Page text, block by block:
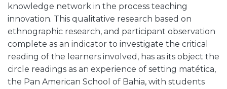
knowledge network in the process teaching
innovation. This qualitative research based on
ethnographic research, and participant observation
complete as an indicator to investigate the critical
reading of the learners involved, has as its object the
circle readings as an experience of setting matética,
the Pan American School of Bahia, with students